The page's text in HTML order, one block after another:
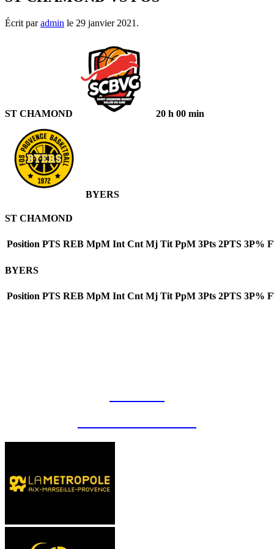
Écrit paradmin le 29 janvier 2021 .
ST CHAMOND 20 h 00 min
BYERS
ST CHAMOND
Position PTS REB MpM Int Cnt Mj Tit PpM 3Pts 2PTS 3P%
BYERS
Position PTS REB MpM Int Cnt Mj Tit PpM 3Pts 2PTS 3P%